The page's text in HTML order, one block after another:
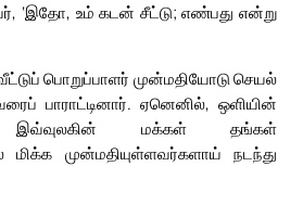
‘இதோ, உம் கடன் சீட்டு; எண்பது என்று
பொறுப்பாளர் முன்மதியோடு செயல்
பாராட்டினார். ஏனெனில், ஒளியின்
மக்கள் தங்கள்
மிக்க முன்மதியுள்ளவர்களாய் நடந்து